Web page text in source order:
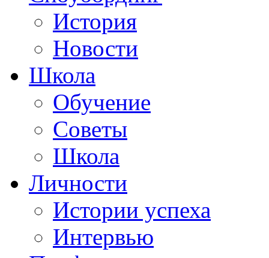
История
Новости
Школа
Обучение
Советы
Школа
Личности
Истории успеха
Интервью